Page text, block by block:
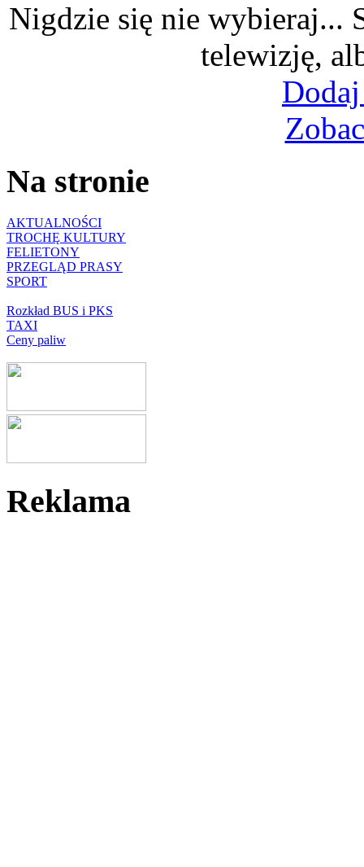
Nigdzie się nie wybieraj...
telewizję,
Na stronie
AKTUALNOŚCI
TROCHĘ KULTURY
FELIETONY
PRZEGLĄD PRASY
SPORT
Rozkład BUS i PKS
TAXI
Ceny paliw
Reklama